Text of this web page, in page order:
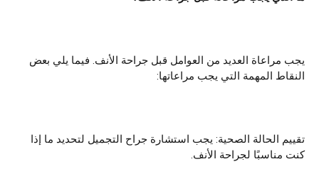
يجب مراعاة العديد من العوامل قبل جراحة الأنف. فيما يلي بعض
النقاط المهمة التي يجب مراعاتها:
تقييم الحالة الصحية: يجب استشارة جراح التجميل لتحديد ما إذا
كنت مناسبًا لجراحة الأنف.